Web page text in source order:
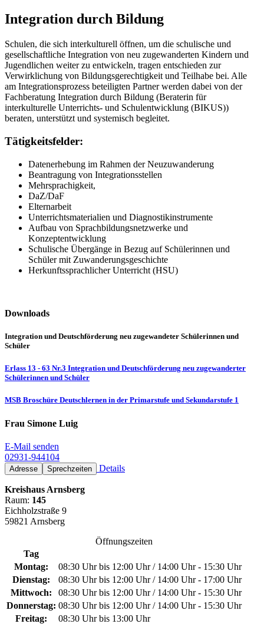
Integration durch Bildung
Schulen, die sich interkulturell öffnen, um die schulische und
gesellschaftliche Integration von neu zugewanderten Kindern und
Jugendlichen weiter zu entwickeln, tragen entschieden zur
Verwirklichung von Bildungsgerechtigkeit und Teilhabe bei. Alle
am Integrationsprozess beteiligten Partner werden dabei von der
Fachberatung Integration durch Bildung (Beraterin für
interkulturelle Unterrichts- und Schulentwicklung (BIKUS))
beraten, unterstützt und systemisch begleitet.
Tätigkeitsfelder:
Datenerhebung im Rahmen der Neuzuwanderung
Beantragung von Integrationsstellen
Mehrsprachigkeit,
DaZ/DaF
Elternarbeit
Unterrichtsmaterialien und Diagnostikinstrumente
Aufbau von Sprachbildungsnetzwerke und
Konzeptentwicklung
Schulische Übergänge in Bezug auf Schülerinnen und
Schüler mit Zuwanderungsgeschichte
Herkunftssprachlicher Unterricht (HSU)
Downloads
Integration und Deutschförderung neu zugewandeter Schülerinnen und
Schüler
Erlass 13 - 63 Nr.3 Integration und Deutschförderung neu zugewanderter
Schülerinnen und Schüler
MSB Broschüre Deutschlernen in der Primarstufe und Sekundarstufe 1
Frau Simone Luig
E-Mail senden
02931-944104
Adresse Sprechzeiten Details
Kreishaus Arnsberg
Raum: 145
Eichholzstraße 9
59821 Arnsberg
Öffnungszeiten
Tag
Montag:
08:30 Uhr bis 12:00 Uhr / 14:00 Uhr - 15:30 Uhr
Dienstag:
08:30 Uhr bis 12:00 Uhr / 14:00 Uhr - 17:00 Uhr
Mittwoch:
08:30 Uhr bis 12:00 Uhr / 14:00 Uhr - 15:30 Uhr
Donnerstag: 08:30 Uhr bis 12:00 Uhr / 14:00 Uhr - 15:30 Uhr
Freitag:
08:30 Uhr bis 13:00 Uhr